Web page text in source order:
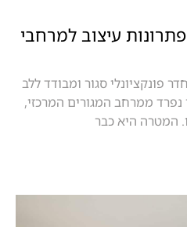
עיצוב למרחבי
פונקציונלי סגור ומבודד ללב
ממרחב המגורים המרכזי,
המטרה היא כבר